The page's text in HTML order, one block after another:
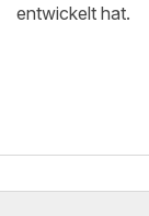
entwickelt hat.